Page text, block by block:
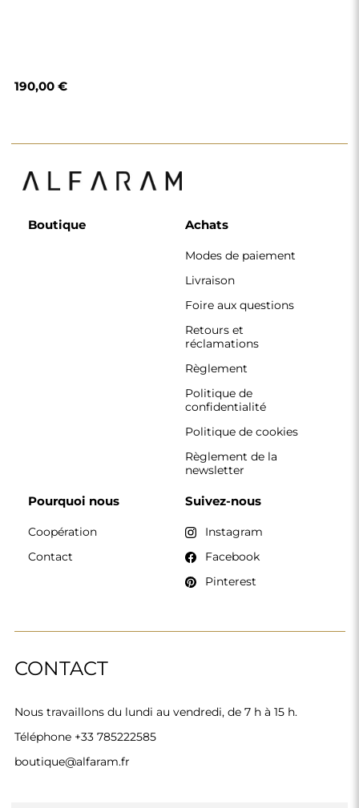
190,00 €
CONTACT
Nous travaillons du lundi au vendredi, de 7 h à 15 h.
Téléphone +33 785222585
boutique@alfaram.fr
Boutique Achats
Modes de paiement
Livraison
Foire aux questions
Retours et
réclamations
Règlement
Politique de
confidentialité
Politique de cookies
Règlement de la
newsletter
Pourquoi nous
Coopération
Contact
Suivez-nous
Instagram
Facebook
Pinterest